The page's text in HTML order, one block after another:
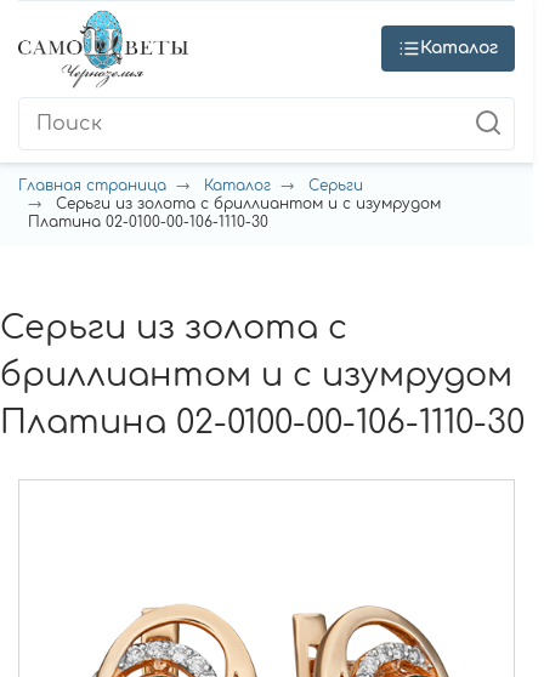
Каталог
Главная страница Каталог
Серьги
Серьги из золота с бриллиантом и с изумрудом
Платина 02-0100-00-106-1110-30
Серьги из золота с
бриллиантом и с изумрудом
Платина 02-0100-00-106-1110-30